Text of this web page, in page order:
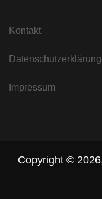
Kontakt
Datenschutzerklärung
Impressum
Copyright © 2026